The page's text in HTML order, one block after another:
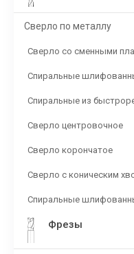
Сверло по металлу
Сверло со сменными
Спиральные
Спиральные из
Сверло центровочное
Сверло корончатое
Сверло с коническим
Спиральные
Фрезы